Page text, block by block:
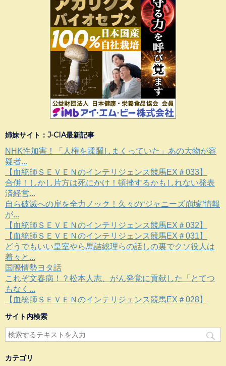
姉妹サイト：J-CIA最新記事
NHK性加害！「人権を蹂躙しまくっていた」あの大物が容
疑者...
【血統師ＳＥＶＥＮのインテリジェンス競馬EX＃033】
合併！しかし片方は死にかけ！頓挫するかもしれない発表
済経営...
自ら破滅への扉を全力ノック！久々の“ジャニーズ崩壊”情報
が...
【血統師ＳＥＶＥＮのインテリジェンス競馬EX＃032】
【血統師ＳＥＶＥＮのインテリジェンス競馬EX＃031】
どうでもいい皇室やら馬詰総理らの話しの裏でクソ役人は
着々と...
国際情勢ヨタ話
これぞ文春病！？松本人志、がん発覚に貢献した「とてつ
もなく...
【血統師ＳＥＶＥＮのインテリジェンス競馬EX＃028】
サイト内検索
カテゴリ